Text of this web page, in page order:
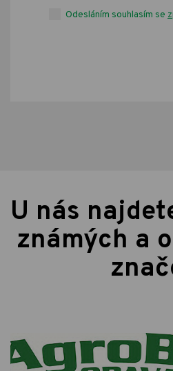
Odesláním souhlasím se
U nás
známých a